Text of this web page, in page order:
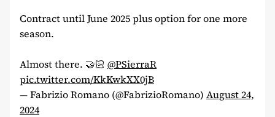
Contract until June 2025 plus option for one more
season.
Almost there. 🤝🏻 @PSierraR
pic.twitter.com/KkKwkXX0jB
— Fabrizio Romano (@FabrizioRomano) August 24,
2024